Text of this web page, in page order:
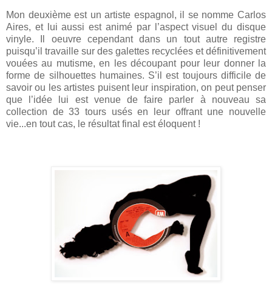
Mon deuxième est un artiste espagnol, il se nomme Carlos
Aires, et lui aussi est animé par l’aspect visuel du disque
vinyle. Il oeuvre cependant dans un tout autre registre
puisqu’il travaille sur des galettes recyclées et définitivement
vouées au mutisme, en les découpant pour leur donner la
forme de silhouettes humaines. S’il est toujours difficile de
savoir ou les artistes puisent leur inspiration, on peut penser
que l’idée lui est venue de faire parler à nouveau sa
collection de 33 tours usés en leur offrant une nouvelle
vie...en tout cas, le résultat final est éloquent !